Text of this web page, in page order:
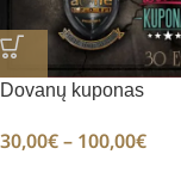
Dovanų kuponas
30,00€– 100,00€